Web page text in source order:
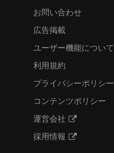
お問い合わせ
広告掲載
ユーザー機能について
利用規約
プライバシーポリシー
コンテンツポリシー
運営会社
採用情報